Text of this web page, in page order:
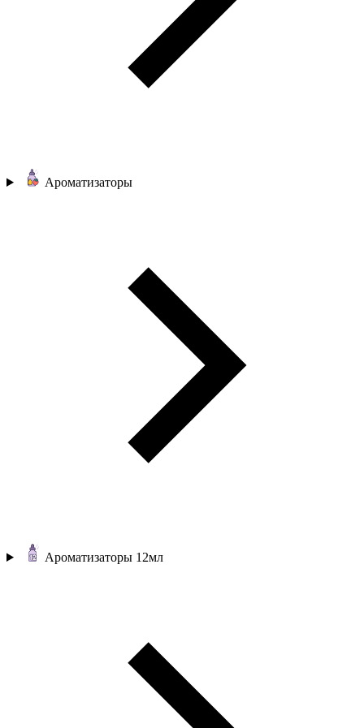
Ароматизаторы
Ароматизаторы 12мл